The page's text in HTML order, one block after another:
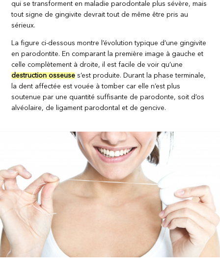
qui se transforment en maladie parodontale plus sévère, mais
tout signe de gingivite devrait tout de même être pris au
sérieux.
La figure ci-dessous montre l’évolution typique d’une gingivite
en parodontite. En comparant la première image à gauche et
celle complètement à droite, il est facile de voir qu’une
destruction osseuse s’est produite. Durant la phase terminale,
la dent affectée est vouée à tomber car elle n’est plus
soutenue par une quantité suffisante de parodonte, soit d’os
alvéolaire, de ligament parodontal et de gencive.